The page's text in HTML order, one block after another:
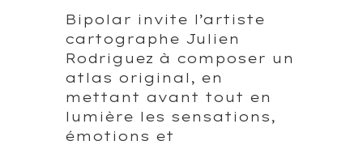
Bipolar invite l’artiste
cartographe Julien
Rodriguez à composer un
atlas original, en
mettant avant tout en
lumière les sensations,
émotions et